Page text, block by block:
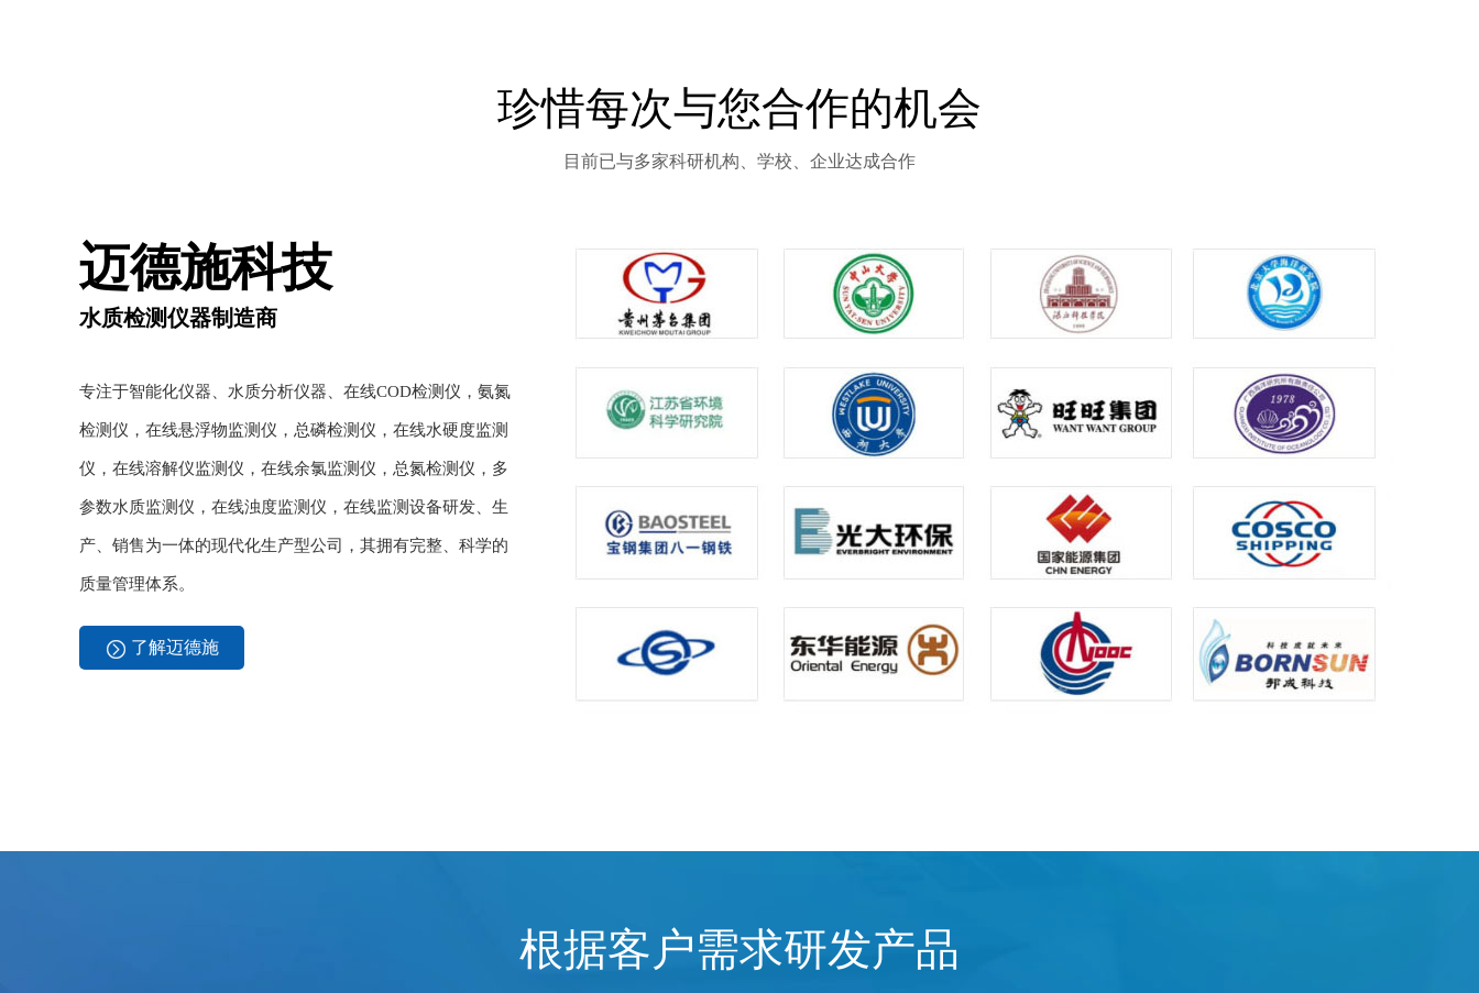
珍惜每次与您合作的机会
目前已与多家科研机构、学校、企业达成合作
迈德施科技
水质检测仪器制造商
专注于智能化仪器、水质分析仪器、在线COD检测仪，氨氮
检测仪，在线悬浮物监测仪，总磷检测仪，在线水硬度监测
仪，在线溶解仪监测仪，在线余氯监测仪，总氮检测仪，多
参数水质监测仪，在线浊度监测仪，在线监测设备研发、生
产、销售为一体的现代化生产型公司，其拥有完整、科学的
质量管理体系。
了解迈德施
根据客户需求研发产品